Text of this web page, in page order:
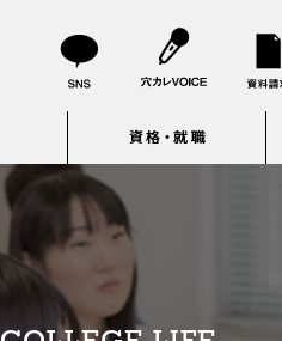
資格・就職